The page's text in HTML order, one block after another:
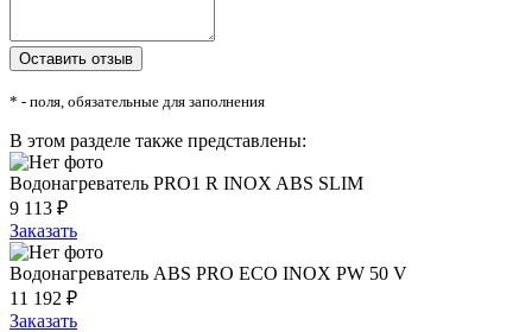
* - поля, обязательные для заполнения
В этом разделе также представлены:
Водонагреватель PRO1 R INOX ABS SLIM
9 113 ₽
Заказать
Водонагреватель ABS PRO ECO INOX PW 50 V
11 192 ₽
Заказать